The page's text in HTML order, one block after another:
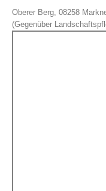
Oberer Berg, 08258
(Gegenüber